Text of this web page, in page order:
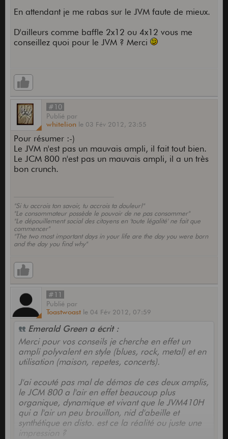
En attendant je me rabas sur le JVM faute de mieux.
D'ailleurs comme baffle 2x12 ou 4x12 vous me
conseillez quoi pour le JVM ? Merci
#10
Publié par
whitelion le 03 Fév 2012, 23:55
Pour résumer :-)
Le JVM n'est pas un mauvais ampli, il fait tout bien.
Le JCM 800 n'est pas un mauvais ampli, il a un très
bon crunch.
"Si tu accrois ton savoir, tu accrois ta douleur!"
"Le consommateur possède le pouvoir de ne pas consommer"
"Le dépouillement social des citoyens en 'toute légalité' ne fait que
commencer"
"The two most important days in your life are the day you were born
and the day you find why"
#11
Publié par
Toastwoast le 04 Fév 2012, 07:59
Emerald Green a écrit :
Merci pour vos conseils je cherche en effet un
ampli polyvalent en style (blues, rock, metal) et en
utilisation (maison, repetes, concerts).
J'ai ecouté pas mal de démos de ces deux amplis,
le JCM 800 a l'air en effet beaucoup plus
organique, dynamique et vivant que le JVM410H
qui a l'air un peu brouillon, nid d'abeille et
synthétique en disto. est ce la réalité ou juste une
impression ?